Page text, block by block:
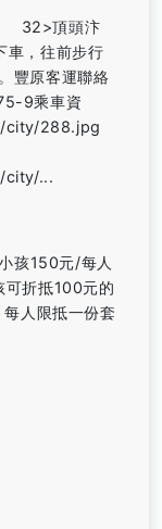
32>頂頭汴
，往前步行
豐原客運聯絡
9乘車資
288.jpg
...
孩150元/每人
折抵100元的
人限抵一份套